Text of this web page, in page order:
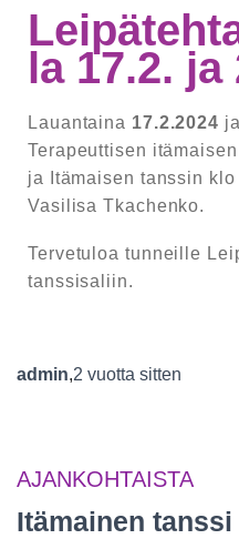
la 17.2. ja
Lauantaina 17.2.2024
Terapeuttisen
ja Itämaisen tanssin
Vasilisa Tkachenko.
Tervetuloa tunneille
tanssisaliin.
admin,2 vuotta sitten
AJANKOHTAISTA
Itämainen tanssi